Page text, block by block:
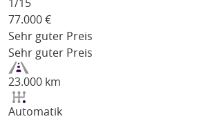
1/15
77.000 €
Sehr guter Preis
Sehr guter Preis
23.000 km
Automatik